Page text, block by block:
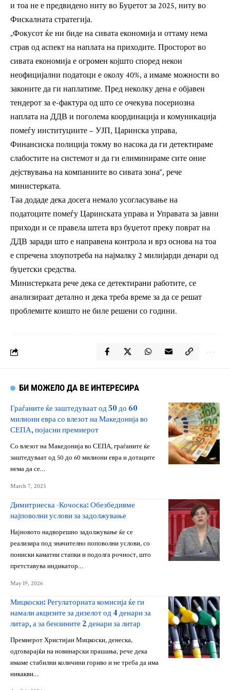
и тоа не е предвидено ниту во Буџетот за 2025, ниту во
Фискалната стратегија.
„Фокусот ќе ни биде на сивата економија и оттаму нема
страв од аспект на наплата на приходите. Просторот во
сивата економија е огромен којшто според некои
неофицијални податоци е околу 40%, а имаме можности во
законите да ги наплатиме. Пред неколку дена е објавен
тендерот за е-фактура од што се очекува посериозна
наплата на ДДВ и поголема координација и комуникација
помеѓу институциите – УЈП, Царинска управа,
Финансиска полиција токму во насока да ги детектираме
слабостите на системот и да ги елиминираме сите оние
дејствувања на компаниите во сивата зона“, рече
министерката.
Таа додаде дека досега немало усогласување на
податоците помеѓу Царинската управа и Управата за јавни
приходи и се правела штета врз буџетот преку поврат на
ДДВ заради што е направена контрола и врз основа на тоа
е спречена злоупотреба на најмалку 2 милијарди денари од
буџетски средства.
Министерката рече дека се детектирани работите, се
анализираат детално и дека треба време за да се решат
проблемите коишто не биле решени со години.
БИ МОЖЕЛО ДА ВЕ ИНТЕРЕСИРА
Граѓаните ќе заштедуваат од 50 до 60
милиони евра со влезот на Македонија во
СЕПА, појасни премиерот
Со влезот на Македонија во СЕПА, граѓаните ќе
заштедуваат од 50 до 60 милиони евра и дотаците
нема да се…
March 7, 2025
Димитриеска -Кочоска: Обезбедивме
најповолни услови за задолжување
Најновото надворешно задолжување ќе се
реализира под значително поповолни услови, со
пониски каматни стапки и подолга рочност, што
претставува индикатор…
May 19, 2026
Мицкоски: Регулаторната комисија ќе ги
намали акцизите за дизелот од 4 денари за
литар, а за бензините 2 денари за литар
Премиерот Христијан Мицкоски, денеска,
одговарајќи на новинарски прашања, рече дека
имаме стабилни количини гориво и не треба да има
никакви…